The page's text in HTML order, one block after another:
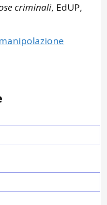
criminali, EdUP,